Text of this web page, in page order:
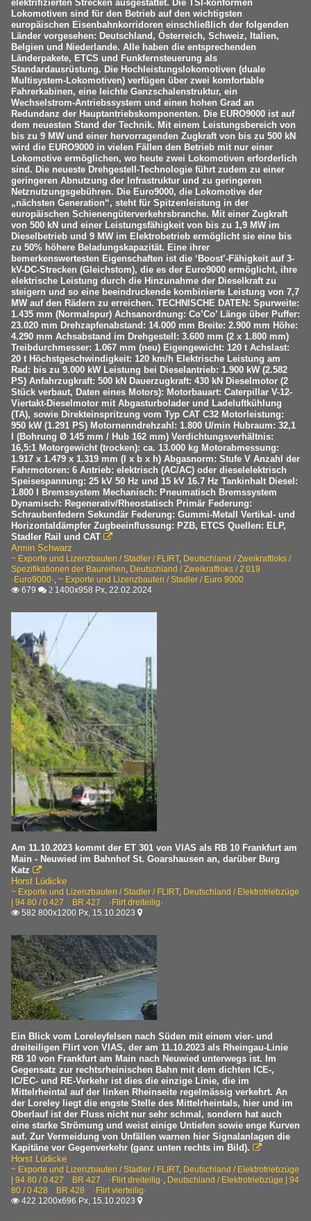
elektrifizierten Strecken ausgestattet. Die TSI-konformen
Lokomotiven sind für den Betrieb auf den wichtigsten
europäischen Eisenbahnkorridoren einschließlich der folgenden
Länder vorgesehen: Deutschland, Österreich, Schweiz, Italien,
Belgien und Niederlande. Alle haben die entsprechenden
Länderpakete, ETCS und Funkfernsteuerung als
Standardausrüstung. Die Hochleistungslokomotiven (duale
Multisystem-Lokomotiven) verfügen über zwei komfortable
Fahrerkabinen, eine leichte Ganzschalenstruktur, ein
Wechselstrom-Antriebssystem und einen hohen Grad an
Redundanz der Hauptantriebskomponenten. Die EURO9000 ist auf
dem neuesten Stand der Technik. Mit einem Leistungsbereich von
bis zu 9 MW und einer hervorragenden Zugkraft von bis zu 500 kN
wird die EURO9000 in vielen Fällen den Betrieb mit nur einer
Lokomotive ermöglichen, wo heute zwei Lokomotiven erforderlich
sind. Die neueste Drehgestell-Technologie führt zudem zu einer
geringeren Abnutzung der Infrastruktur und zu geringeren
Netznutzungsgebühren. Die Euro9000, die Lokomotive der
„nächsten Generation“, steht für Spitzenleistung in der
europäischen Schienengüterverkehrsbranche. Mit einer Zugkraft
von 500 kN und einer Leistungsfähigkeit von bis zu 1,9 MW im
Dieselbetrieb und 9 MW im Elektrobetrieb ermöglicht sie eine bis
zu 50% höhere Beladungskapazität. Eine ihrer
bemerkenswertesten Eigenschaften ist die ‘Boost’-Fähigkeit auf 3-
kV-DC-Strecken (Gleichstom), die es der Euro9000 ermöglicht, ihre
elektrische Leistung durch die Hinzunahme der Dieselkraft zu
steigern und so eine beeindruckende kombinierte Leistung von 7,7
MW auf den Rädern zu erreichen. TECHNISCHE DATEN: Spurweite:
1.435 mm (Normalspur) Achsanordnung: Co’Co’ Länge über Puffer:
23.020 mm Drehzapfenabstand: 14.000 mm Breite: 2.900 mm Höhe:
4.290 mm Achsabstand im Drehgestell: 3.600 mm (2 x 1.800 mm)
Treibdurchmesser: 1.067 mm (neu) Eigengewicht: 120 t Achslast:
20 t Höchstgeschwindigkeit: 120 km/h Elektrische Leistung am
Rad: bis zu 9.000 kW Leistung bei Dieselantrieb: 1.900 kW (2.582
PS) Anfahrzugkraft: 500 kN Dauerzugkraft: 430 kN Dieselmotor (2
Stück verbaut, Daten eines Motors): Motorbauart: Caterpillar V-12-
Viertakt-Dieselmotor mit Abgasturbolader und Ladeluftkühlung
(TA), sowie Direkteinspritzung vom Typ CAT C32 Motorleistung:
950 kW (1.291 PS) Motornenndrehzahl: 1.800 U/min Hubraum: 32,1
l (Bohrung Ø 145 mm / Hub 162 mm) Verdichtungsverhältnis:
16,5:1 Motorgewicht (trocken): ca. 13.000 kg Motorabmessung:
1.917 x 1.479 x 1.319 mm (l x b x h) Abgasnorm: Stufe V Anzahl der
Fahrmotoren: 6 Antrieb: elektrisch (AC/AC) oder dieselelektrisch
Speisespannung: 25 kV 50 Hz und 15 kV 16.7 Hz Tankinhalt Diesel:
1.800 l Bremssystem Mechanisch: Pneumatisch Bremssystem
Dynamisch: Regenerativ/Rheostatisch Primär Federung:
Schraubenfedern Sekundär Federung: Gummi-Metall Vertikal- und
Horizontaldämpfer Zugbeeinflussung: PZB, ETCS Quellen: ELP,
Stadler Rail und CAT 
Armin Schwarz
~ Exporte und Lizenzbauten / Stadler / FLIRT, Deutschland / Zweikraftloks /
Spezifikationen der Baureihen, Deutschland / Zweikraftloks / 2 019
·Euro9000·, ~ Exporte und Lizenzbauten / Stadler / Euro 9000
 679  2 1400x958 Px, 22.02.2024
Am 11.10.2023 kommt der ET 301 von VIAS als RB 10 Frankfurt am
Main - Neuwied im Bahnhof St. Goarshausen an, darüber Burg
Katz 
Horst Lüdicke
~ Exporte und Lizenzbauten / Stadler / FLIRT, Deutschland / Elektrotriebzüge
| 94 80 / 0 427 BR 427 ·Flirt dreiteilig·
 582 800x1200 Px, 15.10.2023 
Ein Blick vom Loreleyfelsen nach Süden mit einem vier- und
dreiteiligen Flirt von VIAS, der am 11.10.2023 als Rheingau-Linie
RB 10 von Frankfurt am Main nach Neuwied unterwegs ist. Im
Gegensatz zur rechtsrheinischen Bahn mit dem dichten ICE-,
IC/EC- und RE-Verkehr ist dies die einzige Linie, die im
Mittelrheintal auf der linken Rheinseite regelmässig verkehrt. An
der Loreley liegt die engste Stelle des Mittelrheintals, hier und im
Oberlauf ist der Fluss nicht nur sehr schmal, sondern hat auch
eine starke Strömung und weist einige Untiefen sowie enge Kurven
auf. Zur Vermeidung von Unfällen warnen hier Signalanlagen die
Kapitäne vor Gegenverkehr (ganz unten rechts im Bild). 
Horst Lüdicke
~ Exporte und Lizenzbauten / Stadler / FLIRT, Deutschland / Elektrotriebzüge
| 94 80 / 0 427 BR 427 ·Flirt dreiteilig·, Deutschland / Elektrotriebzüge | 94
80 / 0 428 BR 428 ·Flirt vierteilig·
 422 1200x696 Px, 15.10.2023 